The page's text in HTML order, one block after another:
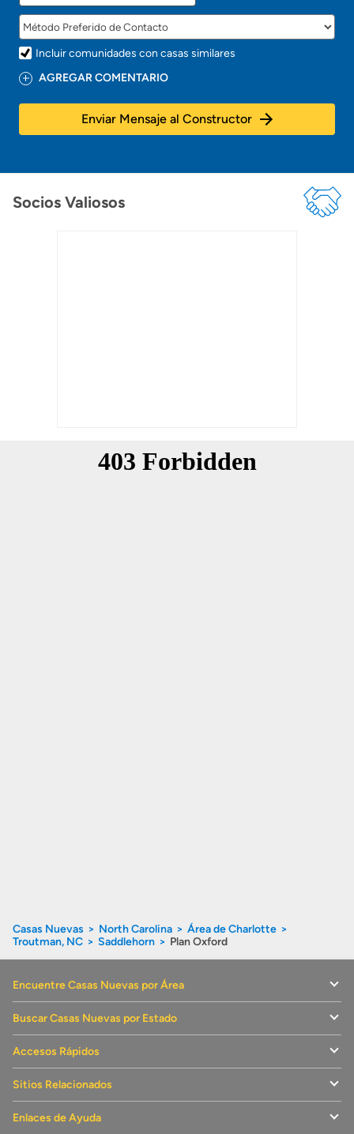
Incluir comunidades con casas similares
AGREGAR COMENTARIO
Enviar Mensaje al Constructor
Socios Valiosos
Casas Nuevas North Carolina
Área de Charlotte
Troutman, NC
Saddlehorn Plan Oxford
Encuentre Casas Nuevas por Área
Buscar Casas Nuevas por Estado
Accesos Rápidos
Sitios Relacionados
Enlaces de Ayuda